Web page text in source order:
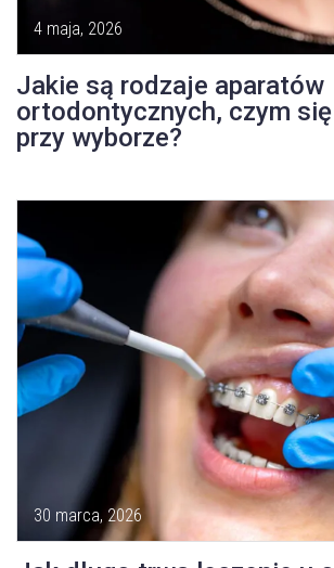
4 maja, 2026
Jakie są rodzaje aparatów
ortodontycznych, czym
przy wyborze?
30 marca, 2026